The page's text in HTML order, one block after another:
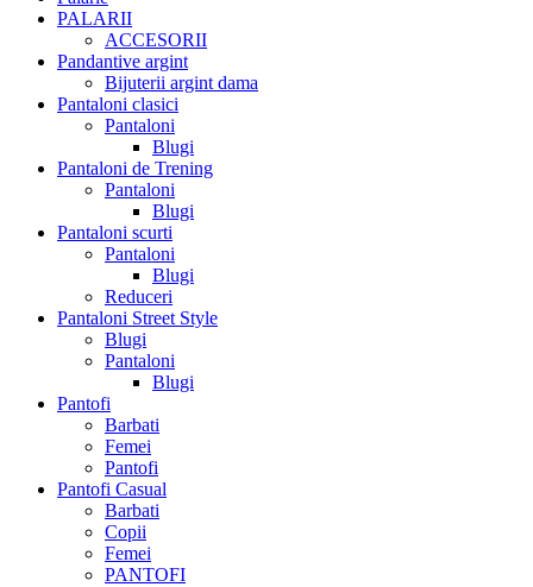
PALARII
ACCESORII
Pandantive argint
Bijuterii argint dama
Pantaloni clasici
Pantaloni
Blugi
Pantaloni de Trening
Pantaloni
Blugi
Pantaloni scurti
Pantaloni
Blugi
Reduceri
Pantaloni Street Style
Blugi
Pantaloni
Blugi
Pantofi
Barbati
Femei
Pantofi
Pantofi Casual
Barbati
Copii
Femei
PANTOFI